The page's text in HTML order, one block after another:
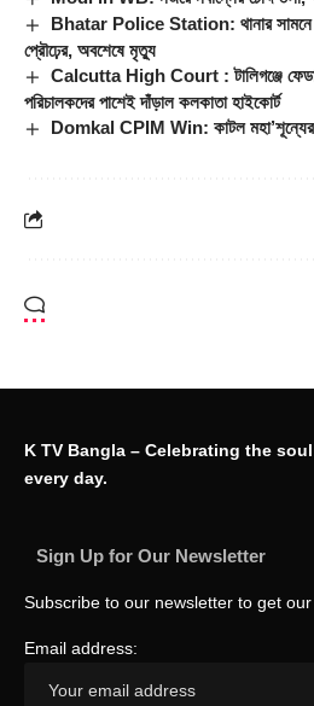
Bhatar Police Station: থানার সামনে
প্রৌঢ়ের, অবশেষে মৃত্যু
Calcutta High Court : টালিগঞ্জে
পরিচালকদের পাশেই দাঁড়াল কলকাতা হাইকোর্ট
Domkal CPIM Win: কাটল
K TV Bangla – Celebrating the
every day.
Sign Up for Our Newsletter
Subscribe to our newsletter to get
Email address: